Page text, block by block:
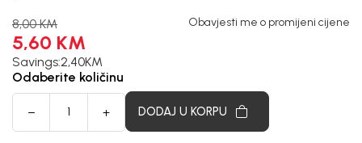
8,00 KM
5,60 KM
Savings:2,40KM
Obavjesti me o promijeni cijene
Odaberite količinu
DODAJ U KORPU